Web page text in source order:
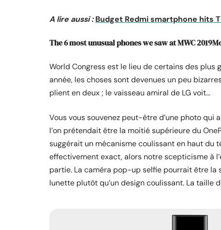
A lire aussi : Budget Redmi smartphone hits
The 6 most unusual phones we saw at MWC
World Congress est le lieu de certains des
année, les choses sont devenues un peu
plient en deux ; le vaisseau amiral de LG voit…
Vous vous souvenez peut-être d’une photo
l’on prétendait être la moitié supérieure du
suggérait un mécanisme coulissant en haut du
effectivement exact, alors notre scepticisme à
partie. La caméra pop-up selfie pourrait être la
lunette plutôt qu’un design coulissant. La taille